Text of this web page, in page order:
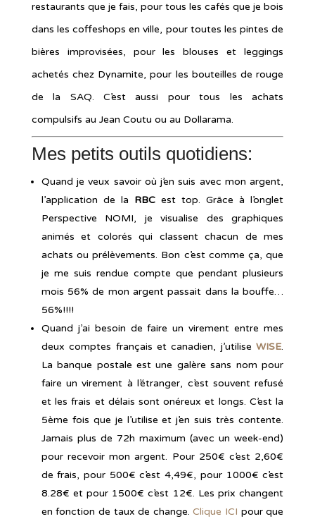
restaurants que je fais, pour tous les cafés que je bois
dans les coffeshops en ville, pour toutes les pintes de
bières improvisées, pour les blouses et leggings
achetés chez Dynamite, pour les bouteilles de rouge
de la SAQ. C’est aussi pour tous les achats
compulsifs au Jean Coutu ou au Dollarama.
Mes petits outils quotidiens:
Quand je veux savoir où j’en suis avec mon argent,
l’application de la RBCest top. Grâce à l’onglet
Perspective NOMI, je visualise des graphiques
animés et colorés qui classent chacun de mes
achats ou prélèvements. Bon c’est comme ça, que
je me suis rendue compte que pendant plusieurs
mois 56% de mon argent passait dans la bouffe…
56%!!!!
Quand j’ai besoin de faire un virement entre mes
deux comptes français et canadien, j’utiliseWISE.
La banque postale est une galère sans nom pour
faire un virement à l’étranger, c’est souvent refusé
et les frais et délais sont onéreux et longs. C’est la
5ème fois que je l’utilise et j’en suis très contente.
Jamais plus de 72h maximum (avec un week-end)
pour recevoir mon argent. Pour 250€ c’est 2,60€
de frais, pour 500€ c’est 4,49€, pour 1000€ c’est
8.28€ et pour 1500€ c’est 12€. Les prix changent
en fonction de taux de change.Clique ICI pour que